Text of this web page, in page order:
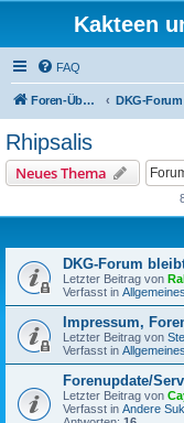
Kakteen
FAQ
Foren-Übersicht DKG-Forum
Rhipsalis
Neues Thema
DKG-Forum
Letzter Beitrag von
Verfasst in
Impressum,
Letzter Beitrag von
Verfasst in
Forenupdate/
Letzter Beitrag von
Verfasst in Andere